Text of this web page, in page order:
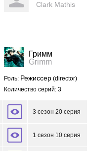
Clark Mathis
Гримм
Grimm
Роль: Режиссер (director)
Количество серий: 3
3 сезон 20 серия
1 сезон 10 серия